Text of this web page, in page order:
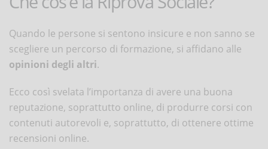
Quando le persone si sentono insicure e non sanno se
scegliere un percorso di formazione, si affidano alle
opinioni degli altri.
Ecco così svelata l’importanza di avere una buona
reputazione, soprattutto online, di produrre corsi con
contenuti autorevoli e, soprattutto, di ottenere ottime
recensioni online.